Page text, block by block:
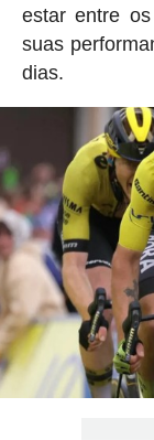
estar entre
suas
dias.